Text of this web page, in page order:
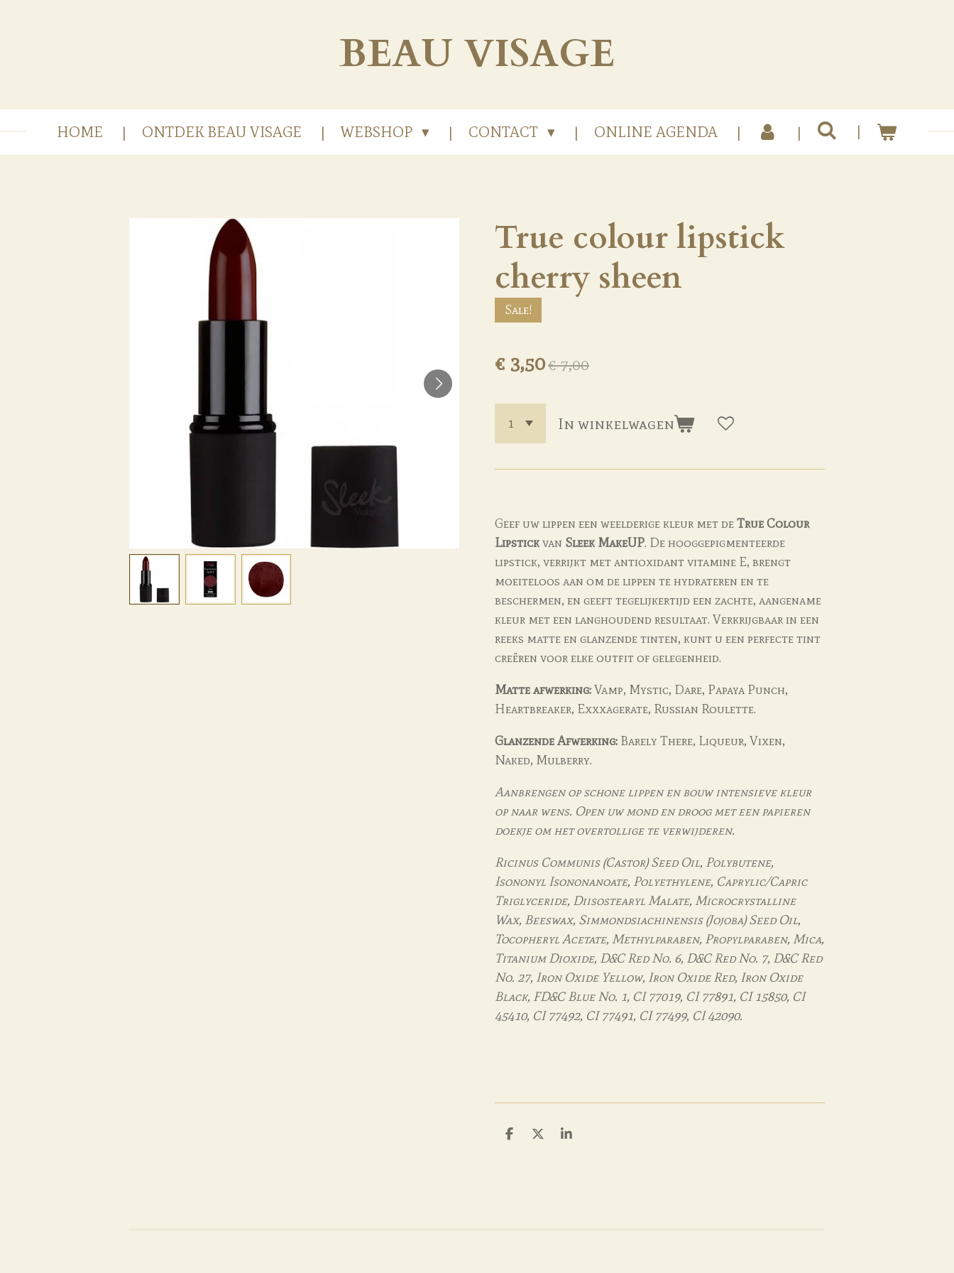
BEAU VISAGE
HOME ONTDEK BEAU VISAGE WEBSHOP CONTACT ONLINE AGENDA
True colour lipstick
cherry sheen
Sale!
€ 3,50€ 7,00
In winkelwagen
Geef uw lippen een weelderige kleur met deTrue Colour
Lipstickvan Sleek MakeUP. De hooggepigmenteerde
lipstick, verrijkt met antioxidant vitamine E, brengt
moeiteloos aan om de lippen te hydrateren en te
beschermen, en geeft tegelijkertijd een zachte, aangename
kleur met een langhoudend resultaat. Verkrijgbaar in een
reeks matte en glanzende tinten, kunt u een perfecte tint
creëren voor elke outfit of gelegenheid.
Matte afwerking:Vamp, Mystic, Dare, Papaya Punch,
Heartbreaker, Exxxagerate, Russian Roulette.
Glanzende Afwerking: Barely There, Liqueur, Vixen,
Naked, Mulberry.
Aanbrengen op schone lippen en bouw intensieve kleur
op naar wens. Open uw mond en droog met een papieren
doekje om het overtollige te verwijderen.
Ricinus Communis (Castor) Seed Oil, Polybutene,
Isononyl Isononanoate, Polyethylene, Caprylic/Capric
Triglyceride, Diisostearyl Malate, Microcrystalline
Wax, Beeswax, Simmondsiachinensis (Jojoba) Seed Oil,
Tocopheryl Acetate, Methylparaben, Propylparaben, Mica,
Titanium Dioxide, D&C Red No. 6, D&C Red No. 7, D&C Red
No. 27, Iron Oxide Yellow, Iron Oxide Red, Iron Oxide
Black, FD&C Blue No. 1, CI 77019, CI 77891, CI 15850, CI
45410, CI 77492, CI 77491, CI 77499, CI 42090.
D
D
S